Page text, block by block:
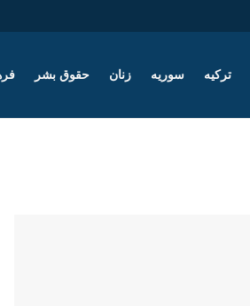
ترکیه سوریه زنان حقوق بشر